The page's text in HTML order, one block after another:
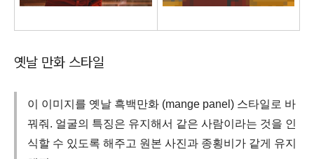
옛날 만화 스타일
이 이미지를 옛날 흑백만화 (mange panel) 스타일로 바
꿔줘. 얼굴의 특징은 유지해서 같은 사람이라는 것을 인
식할 수 있도록 해주고 원본 사진과 종횡비가 같게 유지